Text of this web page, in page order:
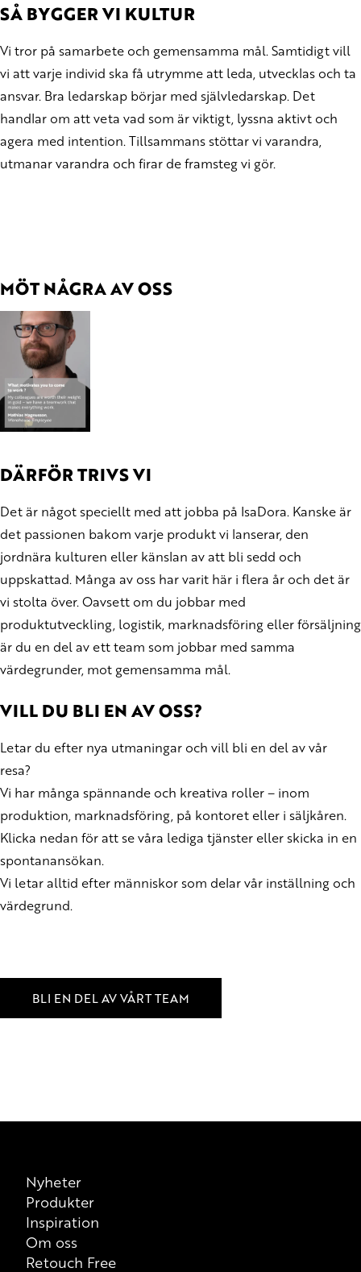
SÅ BYGGER VI KULTUR
Vi tror på samarbete och gemensamma mål. Samtidigt vill
vi att varje individ ska få utrymme att leda, utvecklas och ta
ansvar. Bra ledarskap börjar med självledarskap. Det
handlar om att veta vad som är viktigt, lyssna aktivt och
agera med intention. Tillsammans stöttar vi varandra,
utmanar varandra och firar de framsteg vi gör.
MÖT NÅGRA AV OSS
DÄRFÖR TRIVS VI
Det är något speciellt med att jobba på IsaDora. Kanske är
det passionen bakom varje produkt vi lanserar, den
jordnära kulturen eller känslan av att bli sedd och
uppskattad. Många av oss har varit här i flera år och det är
vi stolta över. Oavsett om du jobbar med
produktutveckling, logistik, marknadsföring eller försäljning
är du en del av ett team som jobbar med samma
värdegrunder, mot gemensamma mål.
VILL DU BLI EN AV OSS?
Letar du efter nya utmaningar och vill bli en del av vår
resa?
Vi har många spännande och kreativa roller – inom
produktion, marknadsföring, på kontoret eller i säljkåren.
Klicka nedan för att se våra lediga tjänster eller skicka in en
spontanansökan.
Vi letar alltid efter människor som delar vår inställning och
värdegrund.
BLI EN DEL AV VÅRT TEAM
Nyheter
Produkter
Inspiration
Om oss
Retouch Free